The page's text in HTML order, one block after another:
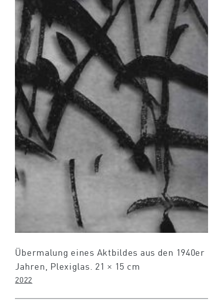
Übermalung eines Aktbildes aus den 1940er
Jahren, Plexiglas. 21 × 15 cm
2022